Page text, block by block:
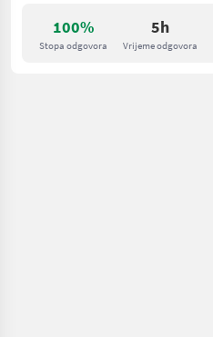
100%
Stopa odgovora
5h
Vrijeme odgovora